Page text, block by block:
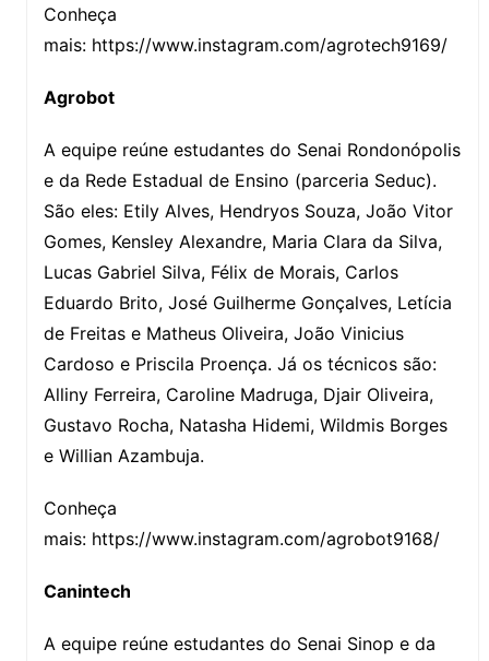
Conheça
mais: https://www.instagram.com/agrotech9169/
Agrobot
A equipe reúne estudantes do Senai Rondonópolis
e da Rede Estadual de Ensino (parceria Seduc).
São eles: Etily Alves, Hendryos Souza, João Vitor
Gomes, Kensley Alexandre, Maria Clara da Silva,
Lucas Gabriel Silva, Félix de Morais, Carlos
Eduardo Brito, José Guilherme Gonçalves, Letícia
de Freitas e Matheus Oliveira, João Vinicius
Cardoso e Priscila Proença. Já os técnicos são:
Alliny Ferreira, Caroline Madruga, Djair Oliveira,
Gustavo Rocha, Natasha Hidemi, Wildmis Borges
e Willian Azambuja.
Conheça
mais: https://www.instagram.com/agrobot9168/
Canintech
A equipe reúne estudantes do Senai Sinop e da